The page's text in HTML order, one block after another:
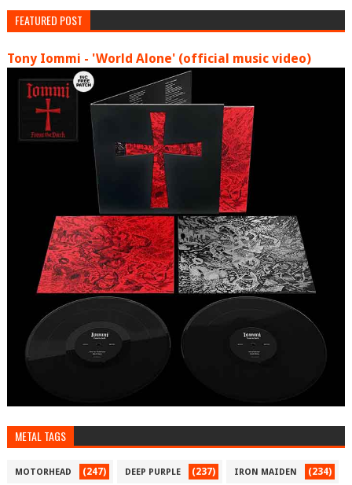
FEATURED POST
Tony Iommi - 'World Alone' (official music video)
METAL TAGS
MOTORHEAD (247) DEEP PURPLE (237) IRON MAIDEN (234)